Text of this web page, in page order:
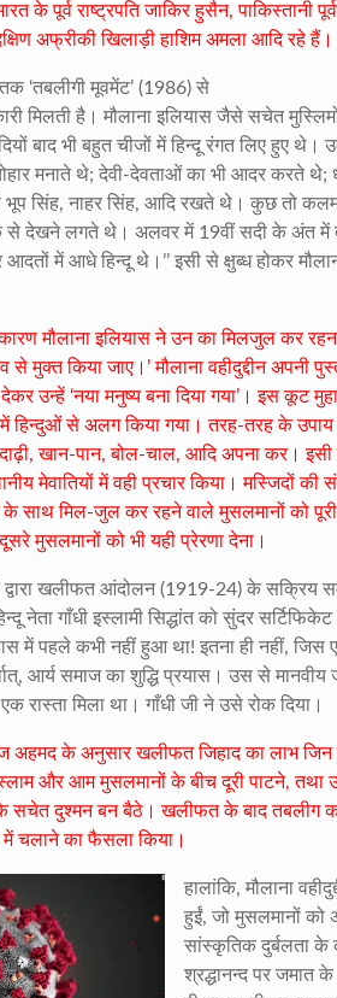
के पूर्व राष्ट्रपति जाकिर हुसैन,पाकिस्तानी
अफ्रीकी खिलाड़ी हाशिम अमला आदि रहे हैं।
‘तबलीगी मूवमेंट’ (1986) से
मिलती है। मौलाना इलियास जैसे सचेत
बाद भी बहुत चीजों में हिन्दू रंगत लिए हुए थे।
मनाते थे; देवी-देवताओं का भी आदर करते थे;
भूप सिंह, नाहर सिंह, आदि रखते थे। कुछ तो
से देखने लगते थे। अलवर में 19वीं सदी के अंत में
में आधे हिन्दू थे।’’ इसी से क्षुब्ध होकर
कारण मौलाना इलियास ने उन का मिलजुल कर
से मुक्त किया जाए।’ मौलाना वहीदुद्दीन
देकर उन्हें ‘नया मनुष्य बना दिया गया’। इस
हिन्दुओं से अलग किया गया। तरह-तरह के उपाय
दाढ़ी,खान-पान,बोल-चाल, आदि अपना कर। इसी
मेवातियों में वही प्रचार किया। मस्जिदों की
साथ मिल-जुल कर रहने वाले मुसलमानों को पूरी
मुसलमानों को भी यही प्रेरणा देना।
द्वारा खलीफत आंदोलन (1919-24) के सक्रिय
नेता गाँधी इस्लामी सिद्धांत को सुंदर
में पहले कभी नहीं हुआ था! इतना ही नहीं, जिस
, आर्य समाज का शुद्धि प्रयास। उस से
रास्ता मिला था। गाँधी जी ने उसे रोक दिया।
अहमद के अनुसार खलीफत जिहाद का लाभ
और आम मुसलमानों के बीच दूरी पाटने,तथा
सचेत दुश्मन बन बैठे। खलीफत के बाद तबलीग
चलाने का फैसला किया।
हालांकि,मौलाना
हुईं,जो मुसलमानों को
सांस्कृतिक दुर्बलता के
श्रद्धानन्द पर जमात